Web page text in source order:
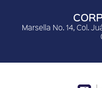
Marsella No. 14, Col.